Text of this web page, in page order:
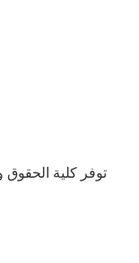
توفر كلية الحقوق